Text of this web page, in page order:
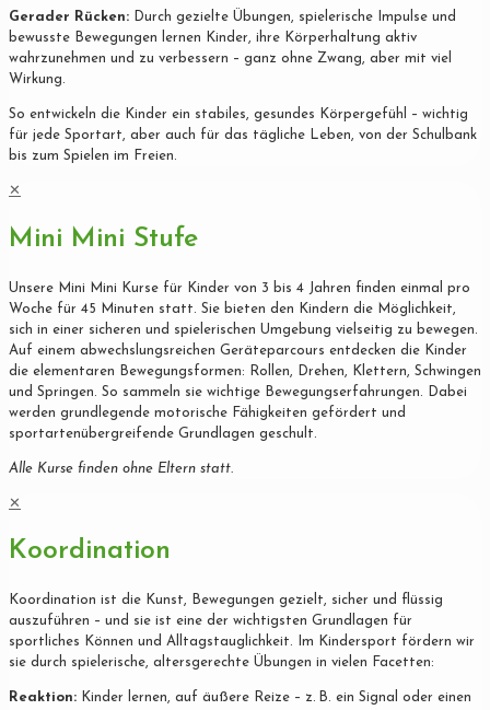
Gerader Rücken: Durch gezielte Übungen, spielerische Impulse und
bewusste Bewegungen lernen Kinder, ihre Körperhaltung aktiv
wahrzunehmen und zu verbessern – ganz ohne Zwang, aber mit viel
Wirkung.
So entwickeln die Kinder ein stabiles, gesundes Körpergefühl – wichtig
für jede Sportart, aber auch für das tägliche Leben, von der Schulbank
bis zum Spielen im Freien.
✕
Mini Mini Stufe
Unsere Mini Mini Kurse für Kinder von 3 bis 4 Jahren finden einmal pro
Woche für 45 Minuten statt. Sie bieten den Kindern die Möglichkeit,
sich in einer sicheren und spielerischen Umgebung vielseitig zu bewegen.
Auf einem abwechslungsreichen Geräteparcours entdecken die Kinder
die elementaren Bewegungsformen: Rollen, Drehen, Klettern, Schwingen
und Springen. So sammeln sie wichtige Bewegungserfahrungen. Dabei
werden grundlegende motorische Fähigkeiten gefördert und
sportartenübergreifende Grundlagen geschult.
Alle Kurse finden ohne Eltern statt.
✕
Koordination
Koordination ist die Kunst, Bewegungen gezielt, sicher und flüssig
auszuführen – und sie ist eine der wichtigsten Grundlagen für
sportliches Können und Alltagstauglichkeit. Im Kindersport fördern wir
sie durch spielerische, altersgerechte Übungen in vielen Facetten:
Reaktion: Kinder lernen, auf äußere Reize – z. B. ein Signal oder einen